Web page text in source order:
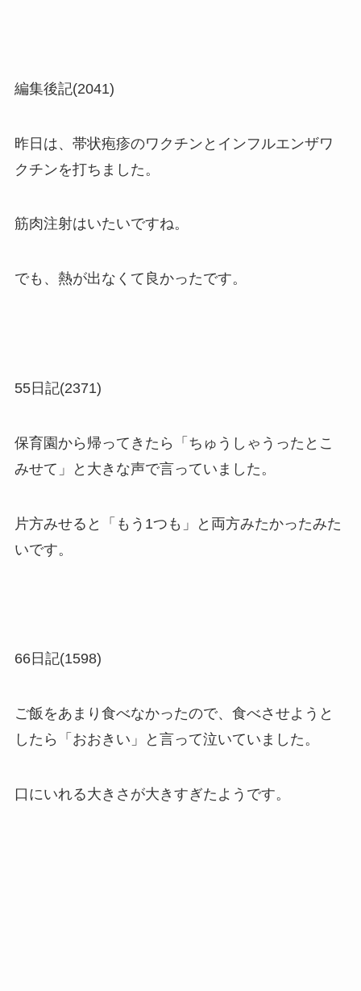
編集後記(2041)
昨日は、帯状疱疹のワクチンとインフルエンザワ
クチンを打ちました。
筋肉注射はいたいですね。
でも、熱が出なくて良かったです。
55日記(2371)
保育園から帰ってきたら「ちゅうしゃうったとこ
みせて」と大きな声で言っていました。
片方みせると「もう1つも」と両方みたかったみた
いです。
66日記(1598)
ご飯をあまり食べなかったので、食べさせようと
したら「おおきい」と言って泣いていました。
口にいれる大きさが大きすぎたようです。